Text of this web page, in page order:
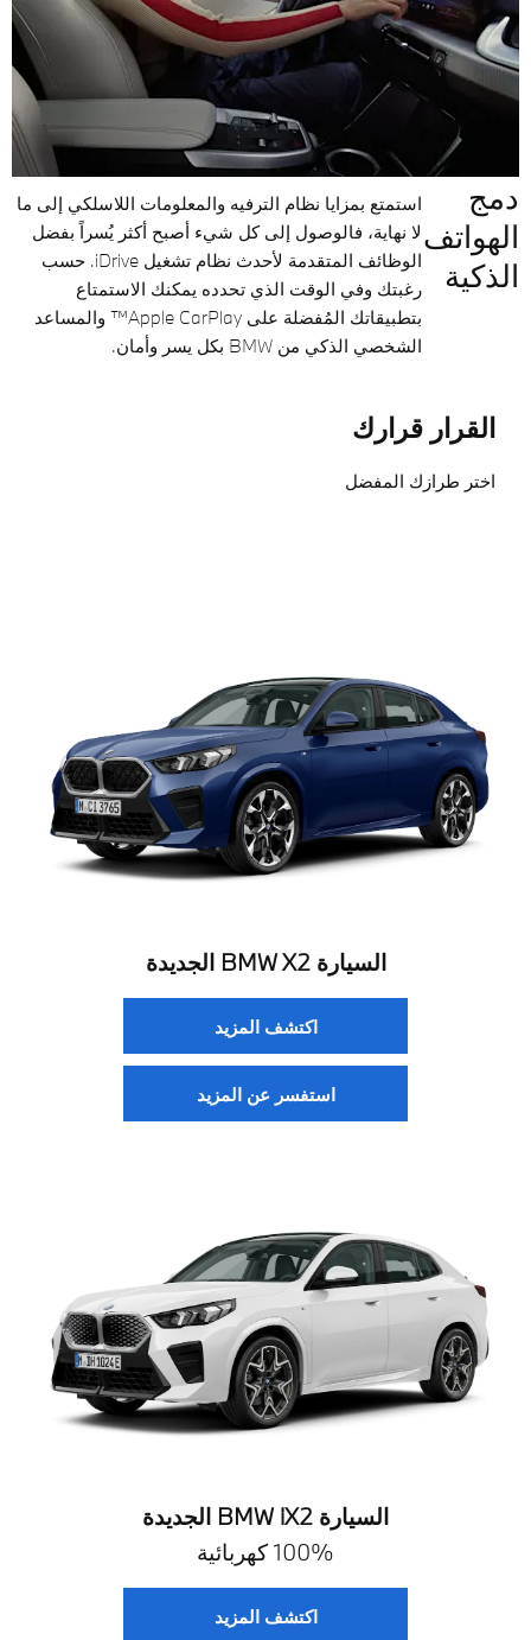
دمج
الهواتف
الذكية
استمتع بمزايا نظام الترفيه والمعلومات اللاسلكي إلى ما
لا نهاية، فالوصول إلى كل شيء أصبح أكثر يُسراً بفضل
الوظائف المتقدمة لأحدث نظام تشغيل iDrive. حسب
رغبتك وفي الوقت الذي تحدده يمكنك الاستمتاع
بتطبيقاتك المُفضلة على Apple CarPlay™ والمساعد
الشخصي الذكي من BMW بكل يسر وأمان.
القرار قرارك
اختر طرازك المفضل​
السيارة BMW X2 الجديدة
اكتشف المزيد
استفسر عن المزيد
السيارة BMW iX2 الجديدة
100% كهربائية
اكتشف المزيد